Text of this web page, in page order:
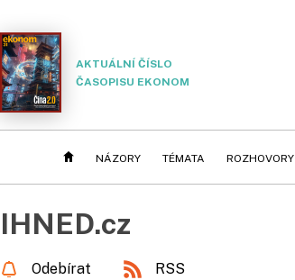
AKTUÁLNÍ ČÍSLO
ČASOPISU EKONOM
NÁZORY TÉMATA ROZHOVORY
IHNED.cz
Odebírat RSS